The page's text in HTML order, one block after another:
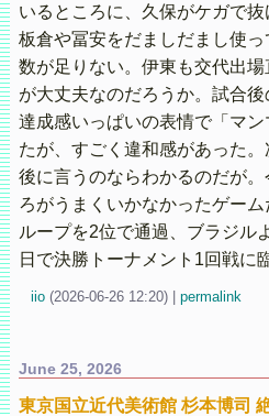
いるところに、久保がケガで
板倉や冨安をだましだまし使
数が足りない。伊東も交代出
が大丈夫なのだろうか。試合
達成感いっぱいの表情で「マ
たが、すごく違和感があった
後に言うのならわかるのだが
ろがうまくいかなかったゲー
ループを2位で通過、ブラジル
日で決勝トーナメント1回戦に
iio (2026-06-26 12:20) permalink
June 25, 2026
東京国立近代美術館 杉本博司